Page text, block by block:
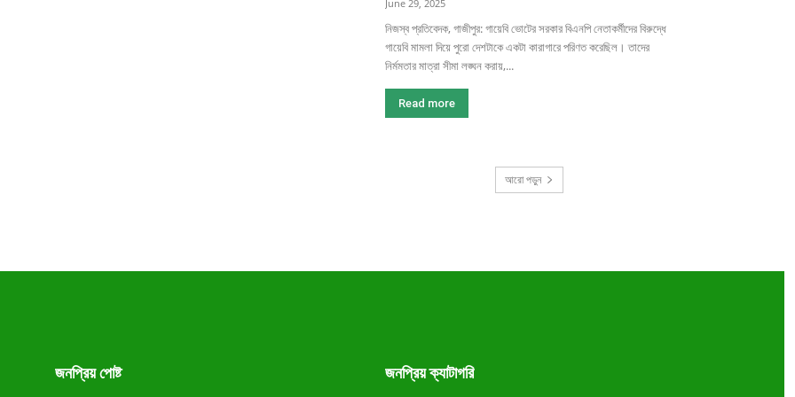
June 29, 2025
নিজস্ব প্রতিবেদক, গাজীপুর: গায়েবি ভোটের সরকার বিএনপি নেতাকর্মীদের বিরুদ্ধে
গায়েবি মামলা দিয়ে পুরো দেশটাকে একটা কারাগারে পরিণত করেছিল। তাদের
নির্মমতার মাত্রা সীমা লঙ্ঘন করায়,...
Read more
আরো পড়ুন
জনপ্রিয় পোষ্ট জনপ্রিয় ক্যাটাগরি